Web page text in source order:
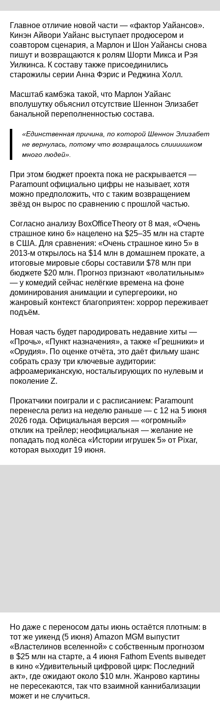
Главное отличие новой части — «фактор Уайансов».
Кинэн Айвори Уайанс выступает продюсером и
соавтором сценария, а Марлон и Шон Уайансы снова
пишут и возвращаются к ролям Шорти Микса и Рэя
Уилкинса. К составу также присоединились
старожилы серии Анна Фэрис и Реджина Холл.
Масштаб камбэка такой, что Марлон Уайанс
вполушутку объяснил отсутствие Шеннон Элизабет
банальной переполненностью состава.
«Единственная причина, по которой Шеннон Элизабет
не вернулась, потому что возвращалось слиииишком
много людей».
При этом бюджет проекта пока не раскрывается —
Paramount официально цифры не называет, хотя
можно предположить, что с таким возвращением
звёзд он вырос по сравнению с прошлой частью.
Согласно анализу BoxOfficeTheory от 8 мая, «Очень
страшное кино 6» нацелено на $25–35 млн на старте
в США. Для сравнения: «Очень страшное кино 5» в
2013-м открылось на $14 млн в домашнем прокате, а
итоговые мировые сборы составили $78 млн при
бюджете $20 млн. Прогноз признают «волатильным»
— у комедий сейчас нелёгкие времена на фоне
доминирования анимации и супергероики, но
жанровый контекст благоприятен: хоррор переживает
подъём.
Новая часть будет пародировать недавние хиты —
«Прочь», «Пункт назначения», а также «Грешники» и
«Орудия». По оценке отчёта, это даёт фильму шанс
собрать сразу три ключевые аудитории:
афроамериканскую, ностальгирующих по нулевым и
поколение Z.
Прокатчики поиграли и с расписанием: Paramount
перенесла релиз на неделю раньше — с 12 на 5 июня
2026 года. Официальная версия — «огромный»
отклик на трейлер; неофициальная — желание не
попадать под колёса «Истории игрушек 5» от Pixar,
которая выходит 19 июня.
Но даже с переносом даты июнь остаётся плотным: в
тот же уикенд (5 июня) Amazon MGM выпустит
«Властелинов вселенной» с собственным прогнозом
в $25 млн на старте, а 4 июня Fathom Events выведет
в кино «Удивительный цифровой цирк: Последний
акт», где ожидают около $10 млн. Жанрово картины
не пересекаются, так что взаимной каннибализации
может и не случиться.